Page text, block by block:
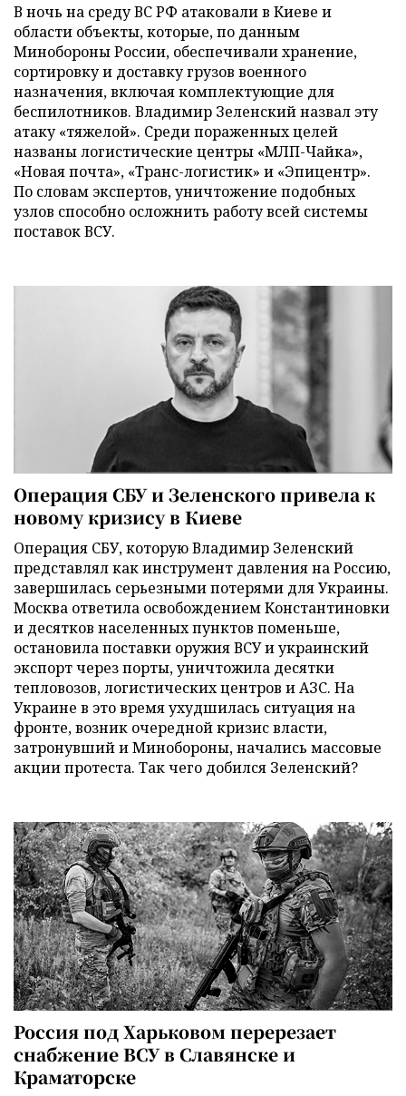
В ночь на среду ВС РФ атаковали в Киеве и
области объекты, которые, по данным
Минобороны России, обеспечивали хранение,
сортировку и доставку грузов военного
назначения, включая комплектующие для
беспилотников. Владимир Зеленский назвал эту
атаку «тяжелой». Среди пораженных целей
названы логистические центры «МЛП-Чайка»,
«Новая почта», «Транс-логистик» и «Эпицентр».
По словам экспертов, уничтожение подобных
узлов способно осложнить работу всей системы
поставок ВСУ.
Операция СБУ и Зеленского привела к
новому кризису в Киеве
Операция СБУ, которую Владимир Зеленский
представлял как инструмент давления на Россию,
завершилась серьезными потерями для Украины.
Москва ответила освобождением Константиновки
и десятков населенных пунктов поменьше,
остановила поставки оружия ВСУ и украинский
экспорт через порты, уничтожила десятки
тепловозов, логистических центров и АЗС. На
Украине в это время ухудшилась ситуация на
фронте, возник очередной кризис власти,
затронувший и Минобороны, начались массовые
акции протеста. Так чего добился Зеленский?
Россия под Харьковом перерезает
снабжение ВСУ в Славянске и
Краматорске